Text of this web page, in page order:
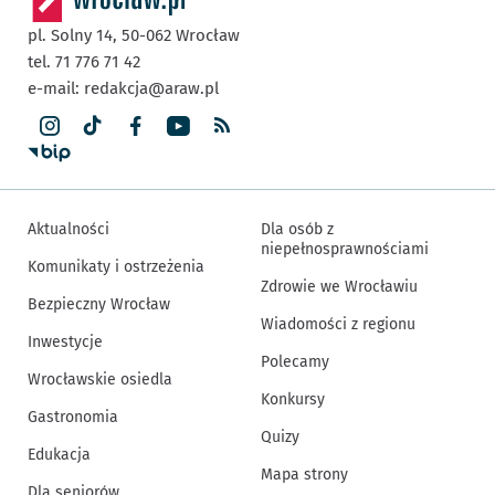
pl. Solny 14, 50-062 Wrocław
tel. 71 776 71 42
e-mail: redakcja@araw.pl
Aktualności
Komunikaty i ostrzeżenia
Bezpieczny Wrocław
Inwestycje
Wrocławskie osiedla
Gastronomia
Edukacja
Dla osób z
niepełnosprawnościami
Zdrowie we Wrocławiu
Wiadomości z regionu
Polecamy
Konkursy
Quizy
Mapa strony